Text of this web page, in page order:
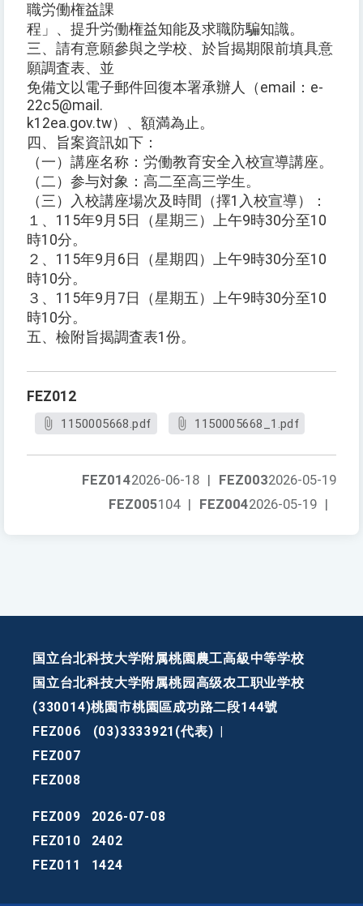
職労働権益課
程」、提升労働権益知能及求職防騙知識。
三、請有意願參與之学校、於旨揭期限前填具意
願調査表、並
免備文以電子郵件回復本署承辦人（email：e-
22c5@mail.
k12ea.gov.tw）、額満為止。
四、旨案資訊如下：
（一）講座名称：労働教育安全入校宣導講座。
（二）参与対象：高二至高三学生。
（三）入校講座場次及時間（擇1入校宣導）：
１、115年9月5日（星期三）上午9時30分至10
時10分。
２、115年9月6日（星期四）上午9時30分至10
時10分。
３、115年9月7日（星期五）上午9時30分至10
時10分。
五、檢附旨揭調査表1份。
FEZ012
1150005668.pdf 1150005668_1.pdf
FEZ0032026-05-19
FEZ0142026-06-18 |
FEZ0042026-05-19 |
FEZ005104 |
国立台北科技大学附属桃園農工高級中等学校
国立台北科技大学附属桃园高级农工职业学校
(330014)桃園市桃園區成功路二段144號
FEZ006
(03)3333921(代表)
FEZ007
FEZ008
FEZ009
2026-07-08
FEZ010
2402
FEZ011
1424